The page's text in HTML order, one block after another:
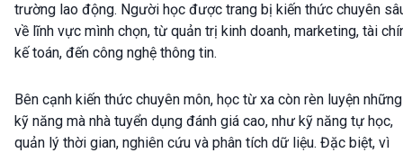
trường lao động. Người học được trang bị kiến thức chuyên
về lĩnh vực mình chọn, từ quản trị kinh doanh, marketing, tài
kế toán, đến công nghệ thông tin.
Bên cạnh kiến thức chuyên môn, học từ xa còn rèn luyện những
kỹ năng mà nhà tuyển dụng đánh giá cao, như kỹ năng tự học,
quản lý thời gian, nghiên cứu và phân tích dữ liệu. Đặc biệt, vì